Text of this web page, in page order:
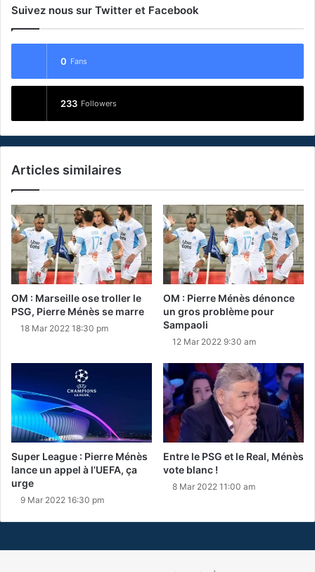
Suivez nous sur Twitter et Facebook
0 Fans
233 Followers
Articles similaires
OM : Marseille ose troller le
PSG, Pierre Ménès se marre
18 Mar 2022 18:30 pm
OM : Pierre Ménès dénonce
un gros problème pour
Sampaoli
12 Mar 2022 9:30 am
Super League : Pierre Ménès
lance un appel à l’UEFA, ça
urge
9 Mar 2022 16:30 pm
Entre le PSG et le Real, Ménès
vote blanc !
8 Mar 2022 11:00 am